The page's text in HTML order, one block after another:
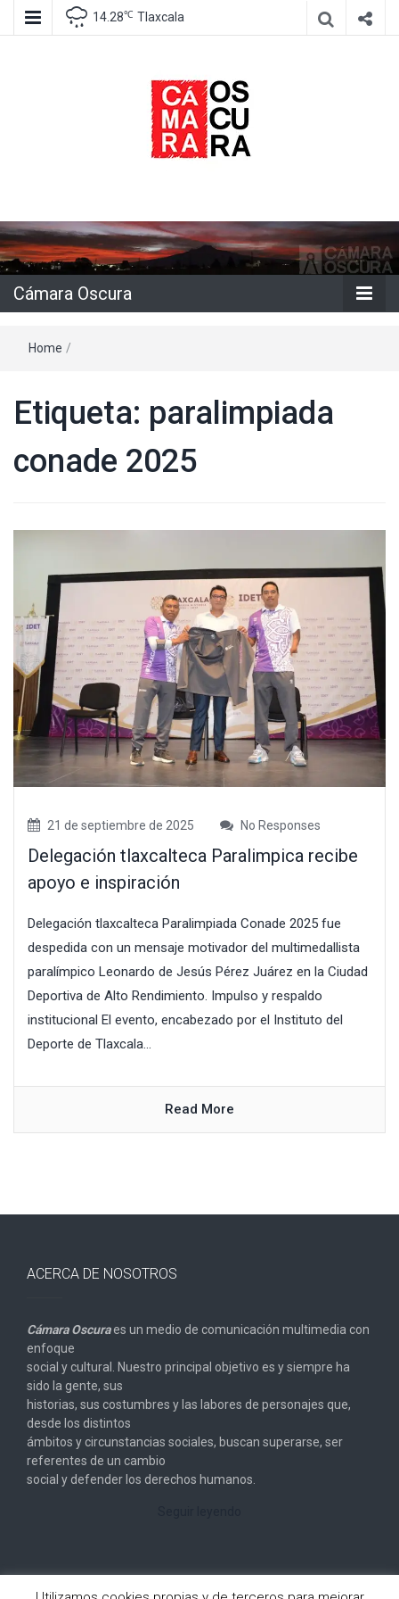
14.28℃ Tlaxcala
Cámara
Oscura
Cámara Oscura
Home /
Etiqueta: paralimpiada
conade 2025
21 de septiembre de 2025 No Responses
Delegación tlaxcalteca Paralimpica recibe
apoyo e inspiración
Delegación tlaxcalteca Paralimpiada Conade 2025 fue
despedida con un mensaje motivador del multimedallista
paralímpico Leonardo de Jesús Pérez Juárez en la Ciudad
Deportiva de Alto Rendimiento. Impulso y respaldo
institucional El evento, encabezado por el Instituto del
Deporte de Tlaxcala...
Read More
ACERCA DE NOSOTROS
Cámara Oscuraes un medio de comunicación multimedia con
enfoque
social y cultural. Nuestro principal objetivo es y siempre ha
sido la gente, sus
historias, sus costumbres y las labores de personajes que,
desde los distintos
ámbitos y circunstancias sociales, buscan superarse, ser
referentes de un cambio
social y defender los derechos humanos.